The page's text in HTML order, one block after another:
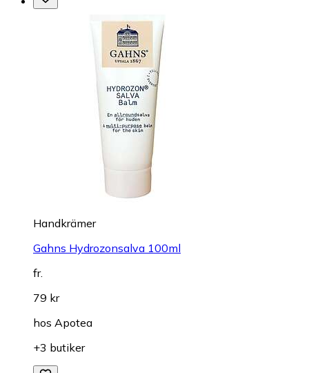
Handkrämer
Gahns Hydrozonsalva 100ml
fr.
79 kr
hos Apotea
+3 butiker